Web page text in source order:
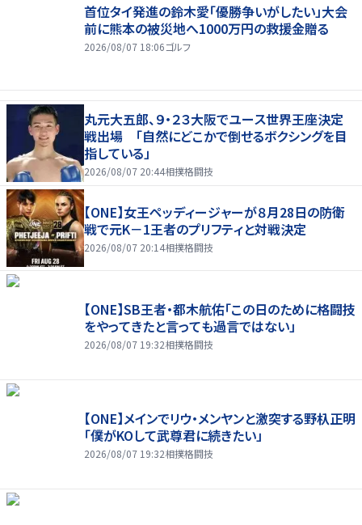
首位タイ発進の鈴木愛「優勝争いがしたい」大会
前に熊本の被災地へ1000万円の救援金贈る
2026/08/07 18:06ゴルフ
丸元大五郎、９・２３大阪でユース世界王座決定
戦出場 「自然にどこかで倒せるボクシングを目
指している」
2026/08/07 20:44相撲格闘技
【ONE】女王ペッディージャーが８月28日の防衛
戦で元K－1王者のプリフティと対戦決定
2026/08/07 20:14相撲格闘技
【ONE】SB王者・都木航佑「この日のために格闘技
をやってきたと言っても過言ではない」
2026/08/07 19:32相撲格闘技
【ONE】メインでリウ・メンヤンと激突する野杁正明
「僕がKOして武尊君に続きたい」
2026/08/07 19:32相撲格闘技